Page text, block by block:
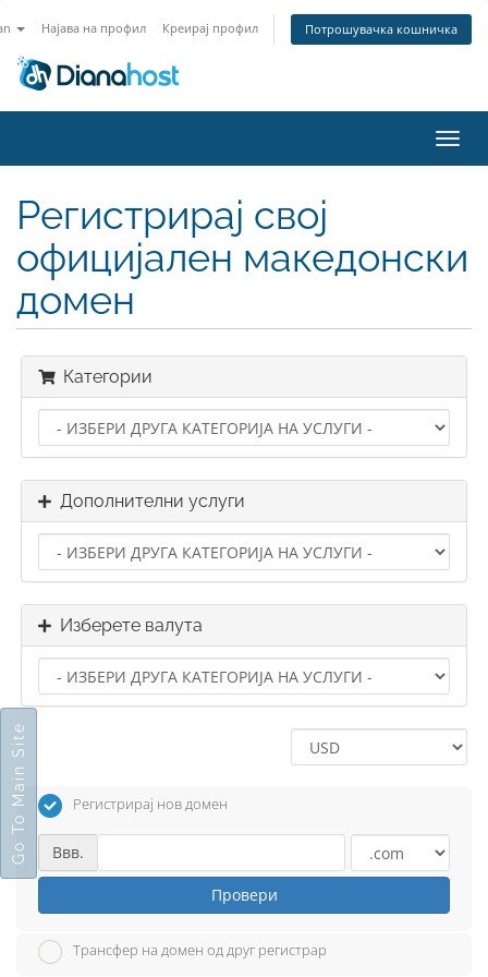
Најава на профил Креирај профил Потрошувачка кошничка
ја
Регистрирај свој
официјален македонски
домен
Категории
Дополнителни услуги
Изберете валута
Регистрирај нов домен
Ввв.
Провери
Трансфер на домен од друг регистрар
Go To Main Site